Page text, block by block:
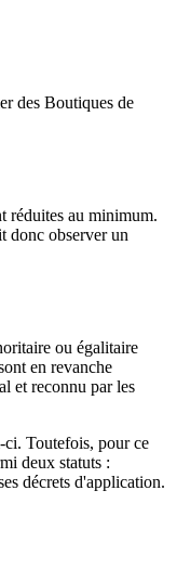
des Boutiques de
réduites au minimum.
donc observer un
ou égalitaire
en revanche
et reconnu par les
ci. Toutefois, pour ce
deux statuts :
décrets d'application.